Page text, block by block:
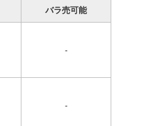
バラ売可能
-
-